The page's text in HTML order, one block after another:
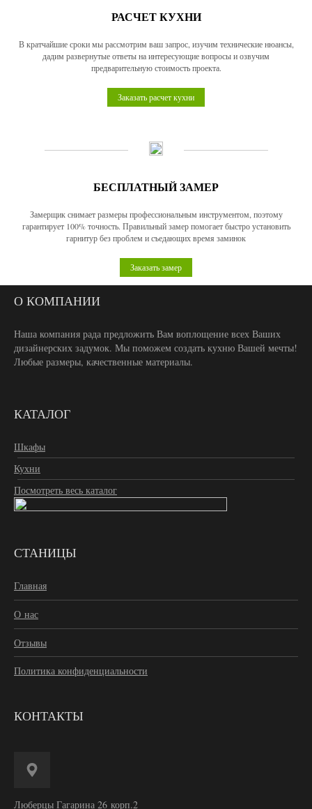
РАСЧЕТ КУХНИ
В кратчайшие сроки мы рассмотрим ваш запрос, изучим технические нюансы,
дадим развернутые ответы на интересующие вопросы и озвучим
предварительную стоимость проекта.
Заказать расчет кухни
БЕСПЛАТНЫЙ ЗАМЕР
Замерщик снимает размеры профессиональным инструментом, поэтому
гарантирует 100% точность. Правильный замер помогает быстро установить
гарнитур без проблем и съедающих время заминок
Заказать замер
О КОМПАНИИ
Наша компания рада предложить Вам воплощение всех Ваших
дизайнерских задумок. Мы поможем создать кухню Вашей мечты!
Любые размеры, качественные материалы.
КАТАЛОГ
Шкафы
Кухни
Посмотреть весь каталог
СТАНИЦЫ
Главная
О нас
Отзывы
Политика конфиденциальности
КОНТАКТЫ
Люберцы Гагарина 26 корп.2